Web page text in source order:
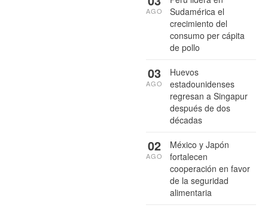
Sudamérica el
crecimiento del
consumo per cápita
de pollo
AGO
Huevos
estadounidenses
regresan a Singapur
después de dos
décadas
03
AGO
México y Japón
fortalecen
cooperación en favor
de la seguridad
alimentaria
02
AGO